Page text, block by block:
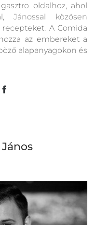
oldalhoz, ahol
Jánossal közösen
A Comida
az embereket a
alapanyagokon és